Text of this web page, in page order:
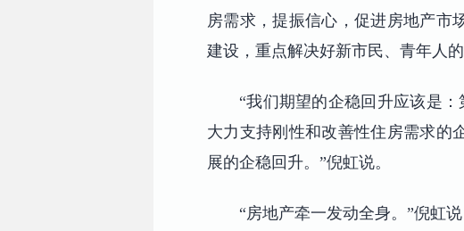
房需求，提振信心，促进房地产市
建设，重点解决好新市民、青年人
“我们期望的企稳回升应该是
大力支持刚性和改善性住房需求的
展的企稳回升。”倪虹说。
“房地产牵一发动全身。”倪虹